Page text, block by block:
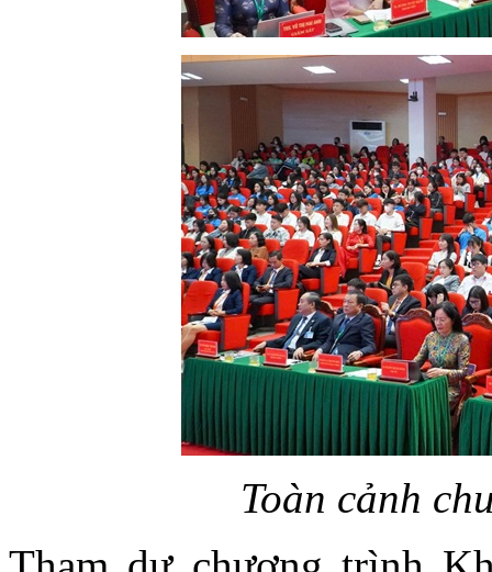
Toàn cảnh